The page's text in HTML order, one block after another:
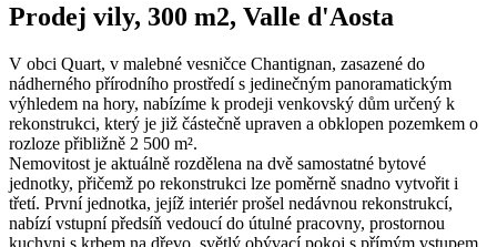
Prodej vily, 300 m2, Valle d'Aosta
V obci Quart, v malebné vesničce Chantignan, zasazené do
nádherného přírodního prostředí s jedinečným panoramatickým
výhledem na hory, nabízíme k prodeji venkovský dům určený k
rekonstrukci, který je již částečně upraven a obklopen pozemkem o
rozloze přibližně 2 500 m².
Nemovitost je aktuálně rozdělena na dvě samostatné bytové
jednotky, přičemž po rekonstrukci lze poměrně snadno vytvořit i
třetí. První jednotka, jejíž interiér prošel nedávnou rekonstrukcí,
nabízí vstupní předsíň vedoucí do útulné pracovny, prostornou
kuchyni s krbem na dřevo, světlý obývací pokoj s přímým vstupem